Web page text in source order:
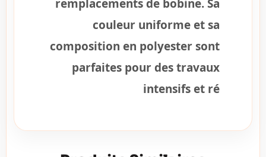
remplacements de bobine. Sa
couleur uniforme et sa
composition en polyester sont
parfaites pour des travaux
intensifs et ré